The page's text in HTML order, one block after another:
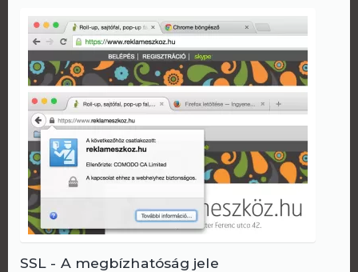
SSL - A megbízhatóság jele